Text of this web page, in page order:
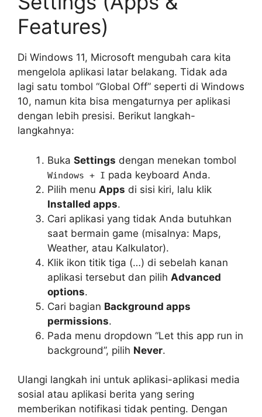
Features)
Di Windows 11, Microsoft mengubah cara kita
mengelola aplikasi latar belakang. Tidak ada
lagi satu tombol “Global Off” seperti di Windows
10, namun kita bisa mengaturnya per aplikasi
dengan lebih presisi. Berikut langkah-
langkahnya:
Buka Settings dengan menekan tombol
Windows + I pada keyboard Anda.
Pilih menu Apps di sisi kiri, lalu klik
Installed apps.
Cari aplikasi yang tidak Anda butuhkan
saat bermain game (misalnya: Maps,
Weather, atau Kalkulator).
Klik ikon titik tiga (…) di sebelah kanan
aplikasi tersebut dan pilih Advanced
options.
Cari bagian Background apps
permissions.
Pada menu dropdown “Let this app run in
background”, pilih Never.
Ulangi langkah ini untuk aplikasi-aplikasi media
sosial atau aplikasi berita yang sering
memberikan notifikasi tidak penting. Dengan